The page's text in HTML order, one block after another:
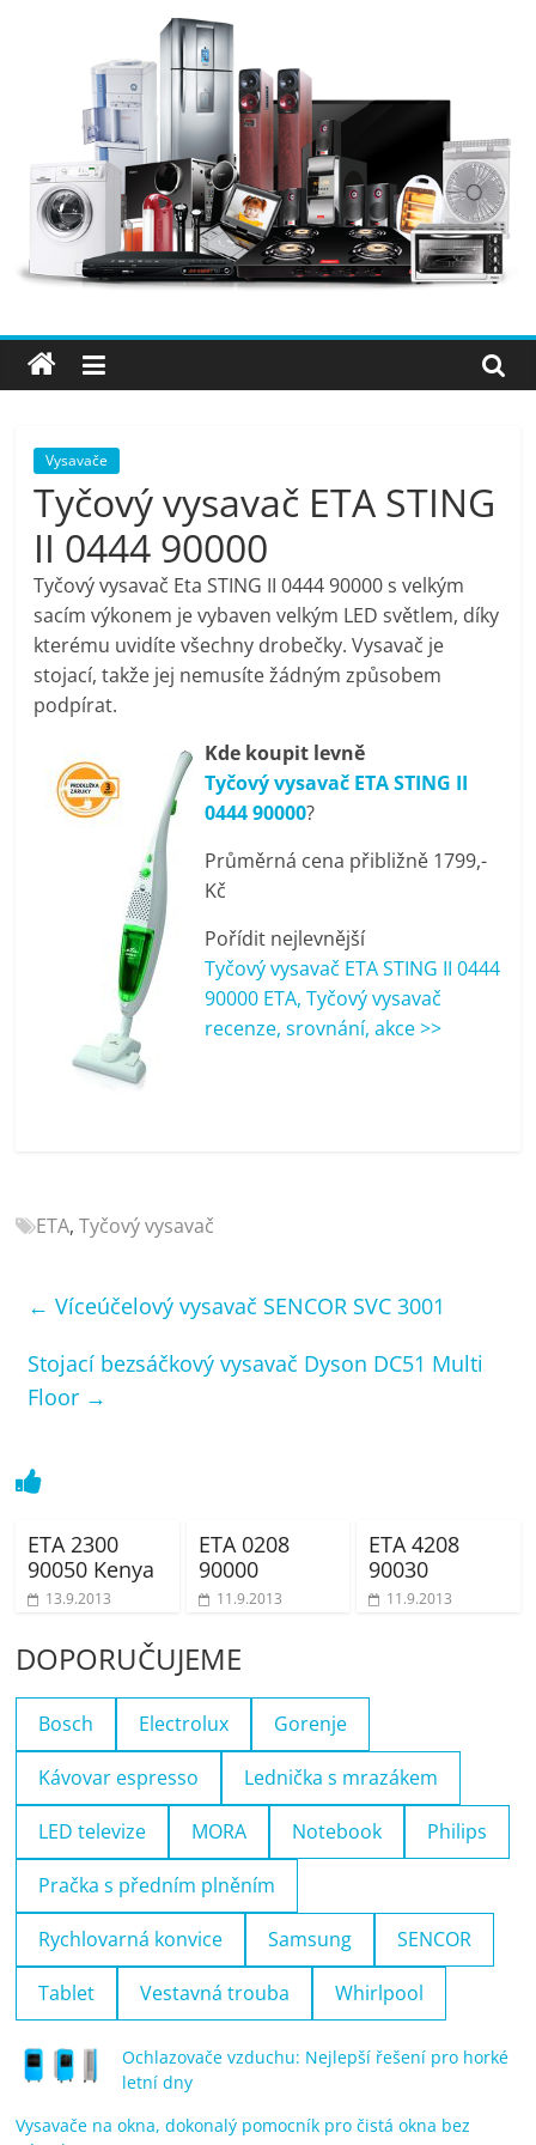
Elektro
OK
–
nejlepší
elektronika
porovnání,
pračky,
televize,
notebooky,
mobilní
telefony,
kávovary,
bazény
elektronika
televize,
telefony,
bazény
Vysavače
Tyčový vysavač ETA STING
II 0444 90000
Tyčový vysavač Eta STING II 0444 90000 s velkým
sacím výkonem je vybaven velkým LED světlem, díky
kterému uvidíte všechny drobečky. Vysavač je
stojací, takže jej nemusíte žádným způsobem
podpírat.
Kde koupit levně
Tyčový vysavač ETA STING II
0444 90000?
Průměrná cena přibližně 1799,-
Kč
Pořídit nejlevnější
Tyčový vysavač ETA STING II 0444
90000 ETA, Tyčový vysavač
recenze, srovnání, akce >>
ETA,Tyčový vysavač
← Víceúčelový vysavač SENCOR SVC 3001
Stojací bezsáčkový vysavač Dyson DC51 Multi
Floor →
ETA 2300
90050 Kenya
13.9.2013
ETA 0208
90000
11.9.2013
ETA 4208
90030
11.9.2013
DOPORUČUJEME
Bosch Electrolux Gorenje
Kávovar espresso Lednička s mrazákem
LED televize MORA Notebook Philips
Pračka s předním plněním
Rychlovarná konvice Samsung SENCOR
Tablet Vestavná trouba Whirlpool
Ochlazovače vzduchu: Nejlepší řešení pro horké
letní dny
Vysavače na okna, dokonalý pomocník pro čistá okna bez